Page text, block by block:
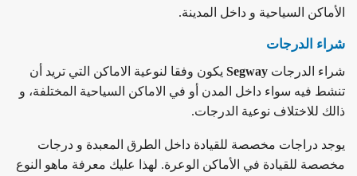
الأماكن السياحية و داخل المدينة.
شراء الدرجات
شراء الدرجات Segway يكون وفقا لنوعية الاماكن التي تريد أن
تنشط فيه سواء داخل المدن أو في الاماكن السياحية المختلفة، و
ذالك للاختلاف نوعية الدرجات.
يوجد دراجات مخصصة للقيادة داخل الطرق المعبدة و درجات
مخصصة للقيادة في الأماكن الوعرة. لهذا عليك معرفة ماهو النوع